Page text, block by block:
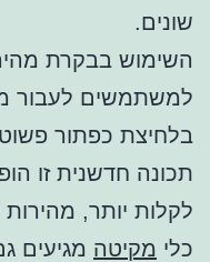
שונים.
השימוש בבקרת
למשתמשים לעבור
בלחיצת כפתור
תכונה חדשנית זו
לקלות יותר, מהירות
כלי מקיטה מגיעים